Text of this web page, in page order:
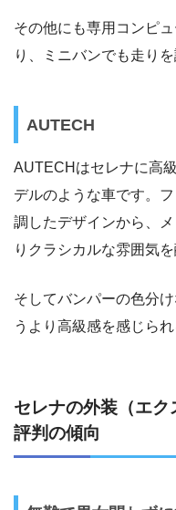
その他にも専用コンピ
り、ミニバンでも走り
AUTECH
AUTECHはセレナに高
デルのような車です。
調したデザインから、
りクラシカルな雰囲気
そしてバンパーの色分
うより高級感を感じられ
セレナの外装（エ
評判の傾向